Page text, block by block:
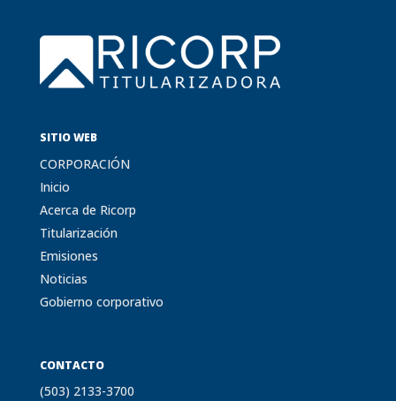
SITIO WEB
CORPORACIÓN
Inicio
Acerca de Ricorp
Titularización
Emisiones
Noticias
Gobierno corporativo
CONTACTO
(503) 2133-3700